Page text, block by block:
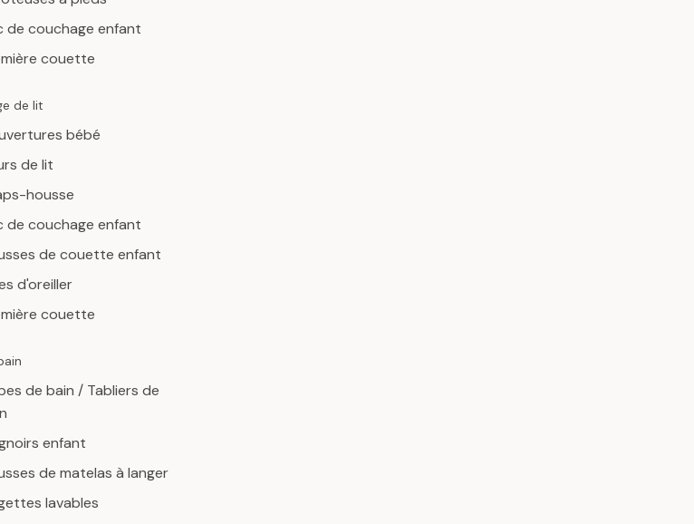
de couchage enfant
couette
de lit
bébé
de lit
housse
de couchage enfant
de couette enfant
d'oreiller
couette
de bain / Tabliers de
enfant
de matelas à langer
lavables